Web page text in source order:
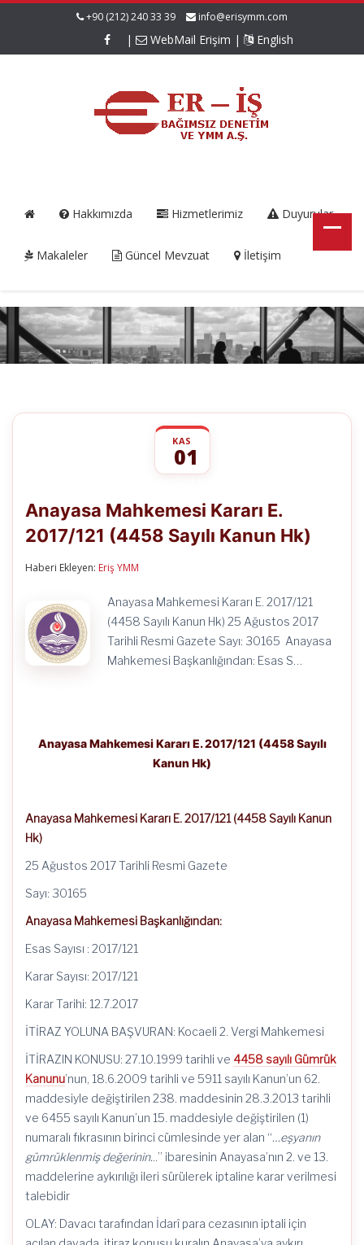
+90 (212) 240 33 39 info@erisymm.com
| WebMail Erişim | English
Hakkımızda Hizmetlerimiz Duyurular
Makaleler Güncel Mevzuat İletişim
KAS
01
Kararı
E.
2017/121
için
Anayasa Mahkemesi Kararı E.
2017/121 (4458 Sayılı Kanun Hk)
Haberi Ekleyen: Eriş YMM
Anayasa Mahkemesi Kararı E. 2017/121
(4458 Sayılı Kanun Hk) 25 Ağustos 2017
Tarihli Resmi Gazete Sayı: 30165 Anayasa
Mahkemesi Başkanlığından: Esas S…
Anayasa Mahkemesi Kararı E. 2017/121 (4458 Sayılı
Kanun Hk)
Anayasa Mahkemesi Kararı E. 2017/121 (4458 Sayılı Kanun
Hk)
25 Ağustos 2017 Tarihli Resmi Gazete
Sayı: 30165
Anayasa Mahkemesi Başkanlığından:
Esas Sayısı : 2017/121
Karar Sayısı: 2017/121
Karar Tarihi: 12.7.2017
İTİRAZ YOLUNA BAŞVURAN: Kocaeli 2. Vergi Mahkemesi
İTİRAZIN KONUSU: 27.10.1999 tarihli ve 4458 sayılı Gümrük
Kanunu’nun, 18.6.2009 tarihli ve 5911 sayılı Kanun’un 62.
maddesiyle değiştirilen 238. maddesinin 28.3.2013 tarihli
ve 6455 sayılı Kanun’un 15. maddesiyle değiştirilen (1)
numaralı fıkrasının birinci cümlesinde yer alan “…eşyanın
gümrüklenmiş değerinin...” ibaresinin Anayasa’nın 2. ve 13.
maddelerine aykırılığı ileri sürülerek iptaline karar verilmesi
talebidir
OLAY: Davacı tarafından İdarî para cezasının iptali için